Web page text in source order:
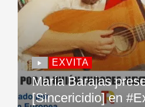
EXVITA
María Barajas
[Sincericidio] en